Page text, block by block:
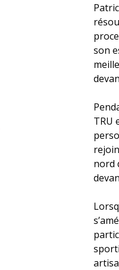
son
TRU
nord